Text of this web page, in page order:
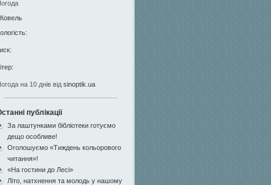
Ковель
на 10 днів від sinoptik.ua
публікації
За лаштунками бібліотеки готуємо
дещо особливе!
Оголошуємо «Тиждень кольорового
читання»!
«На гостини до Лесі»
Літо, натхнення та молодь у нашому